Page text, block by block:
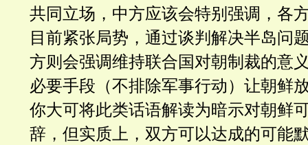
共同立场，中方应该会特别强调，各
目前紧张局势，通过谈判解决半岛问
方则会强调维持联合国对朝制裁的意
必要手段（不排除军事行动）让朝鲜
你大可将此类话语解读为暗示对朝鲜
辞，但实质上，双方可以达成的可能